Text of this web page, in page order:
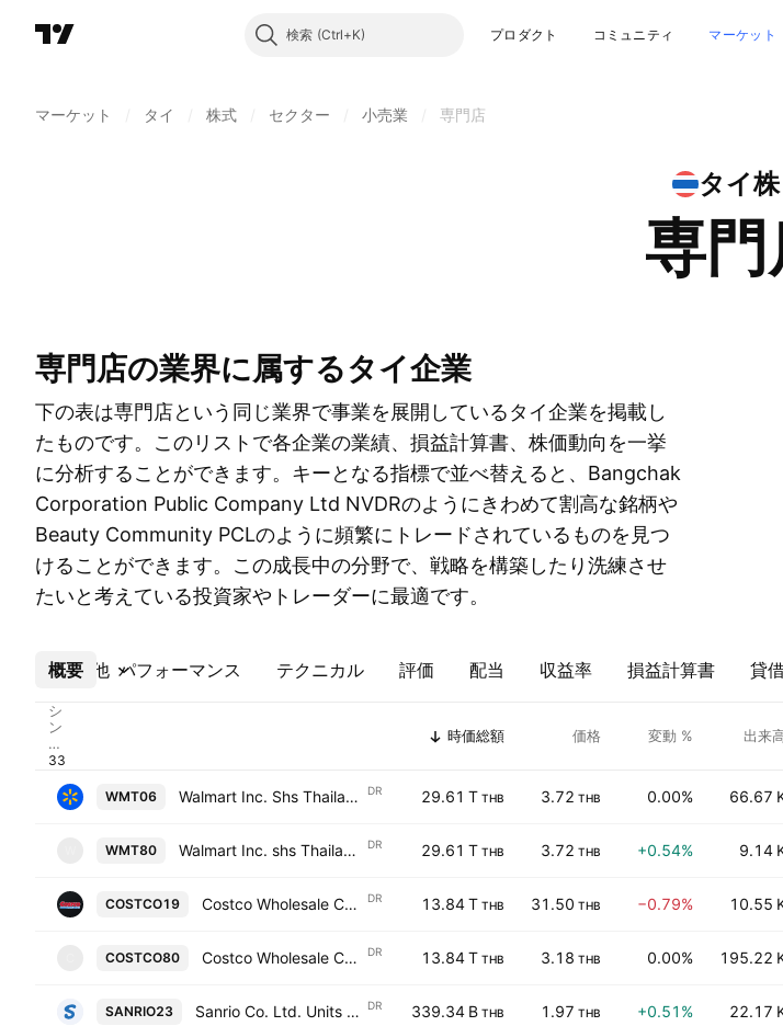
検索 プロダクト コミュニティ マーケット
マーケット タイ 株式 セクター 小売業 専門店
タイ株
専
専門店の業界に属するタイ企業
下の表は専門店という同じ業界で事業を展開しているタイ企業を掲載し
たものです。このリストで各企業の業績、損益計算書、株価動向を一挙
に分析することができます。キーとなる指標で並べ替えると、Bangchak
Corporation Public Company Ltd NVDRのようにきわめて割高な銘柄や
Beauty Community PCLのように頻繁にトレードされているものを見つ
けることができます。この成長中の分野で、戦略を構築したり洗練させ
たいと考えている投資家やトレーダーに最適です。
概要 パフォーマンス テクニカル 評価 配当 収益率 損益計算書 貸
その他
シ
ン
ボ
ル
時価総額 価格 変動 % 出来
WMT06 Walmart Inc. Shs Thailand Depositary Receipts Repr 1 Sh DR 29.61 T THB 3.72 THB 0.00% 66.67
WMT80 Walmart Inc. shs Thailand Depositary Receipts 1 sh DR 29.61 T THB 3.72 THB +0.54% 9.14
COSTCO19 Costco Wholesale Corporation Units Thailand Depositery Receipts Repr 0.01 Sh DR 13.84 T THB 31.50 THB −0.79% 10.55
COSTCO80 Costco Wholesale Corporation shs Thailand Depositary Receipts 1 sh DR 13.84 T THB 3.18 THB 0.00% 195.22
SANRIO23 Sanrio Co. Ltd. Units Thailand Depositery Receipts Repr 0.01 Sh DR 339.34 B THB 1.97 THB +0.51% 22.17